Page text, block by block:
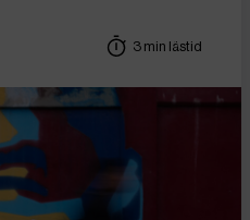
3 min lästid